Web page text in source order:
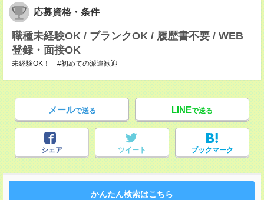
応募資格・条件
職種未経験OK / ブランクOK / 履歴書不要 / WEB
登録・面接OK
未経験OK！ #初めての派遣歓迎
メールで送る LINEで送る
シェア ツイート ブックマーク
かんたん検索はこちら